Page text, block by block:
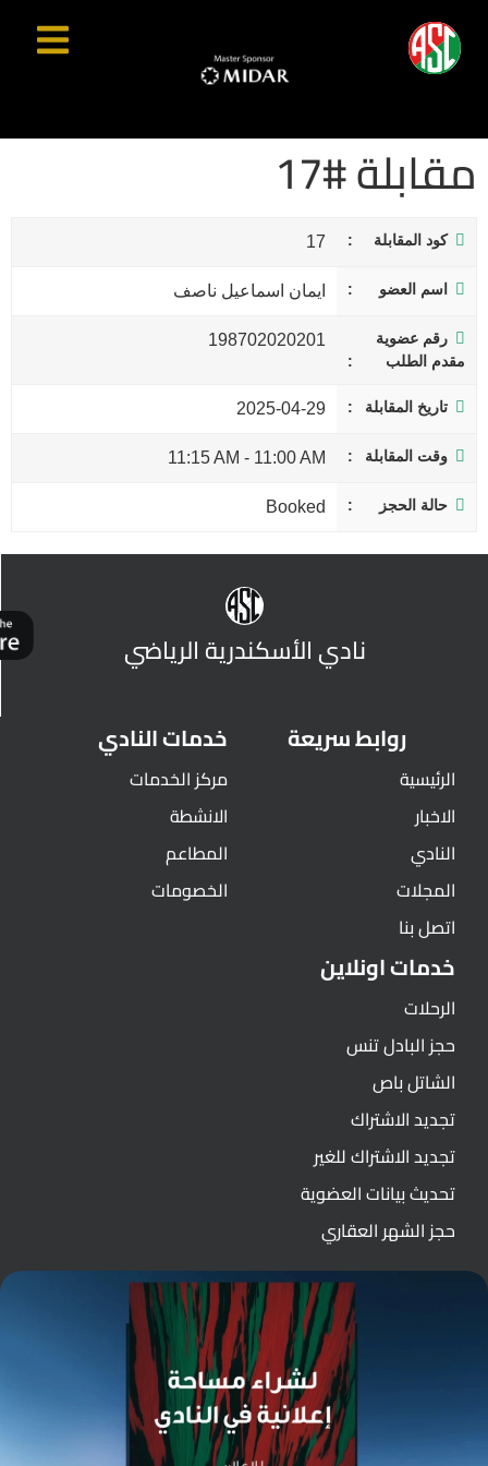
مقابلة #17
كود المقابلة 17
اسم العضو ايمان اسماعيل ناصف
رقم عضوية
مقدم الطلب
198702020201
تاريخ المقابلة 2025-04-29
وقت المقابلة 11:00 AM
-
11:15 AM
حالة الحجز Booked
نادي الأسكندرية الرياضي
روابط سريعة
الرئيسية
الاخبار
النادي
المجلات
اتصل بنا
خدمات النادي
مركز الخدمات
الانشطة
المطاعم
الخصومات
خدمات اونلاين
الرحلات
حجز البادل تنس
الشاتل باص
تجديد الاشتراك
تجديد الاشتراك للغير
تحديث بيانات العضوية
حجز الشهر العقاري